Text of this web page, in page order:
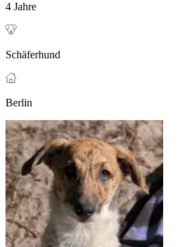
4 Jahre
Schäferhund
Berlin